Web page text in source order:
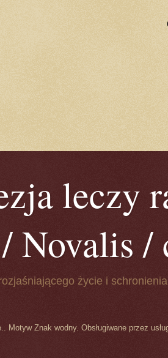
leczy
Novalis /
życie i
Znak wodny. Obsługiwane przez